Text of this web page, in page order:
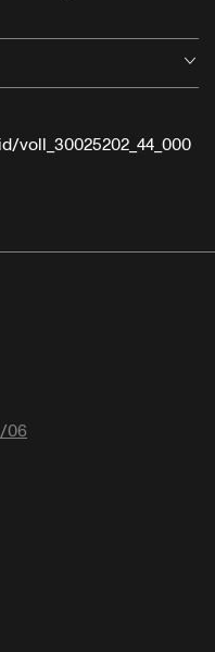
voll_30025202_44_000
06